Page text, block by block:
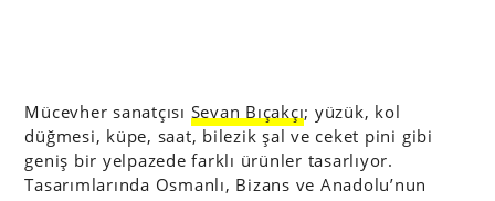
Mücevher sanatçısı Sevan Bıçakçı; yüzük, kol
düğmesi, küpe, saat, bilezik şal ve ceket pini gibi
geniş bir yelpazede farklı ürünler tasarlıyor.
Tasarımlarında Osmanlı, Bizans ve Anadolu’nun